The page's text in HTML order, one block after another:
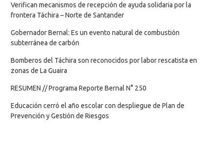
Verifican mecanismos de recepción de ayuda solidaria por la
frontera Táchira – Norte de Santander
Gobernador Bernal: Es un evento natural de combustión
subterránea de carbón
Bomberos del Táchira son reconocidos por labor rescatista en
zonas de La Guaira
RESUMEN // Programa Reporte Bernal N° 250
Educación cerró el año escolar con despliegue de Plan de
Prevención y Gestión de Riesgos